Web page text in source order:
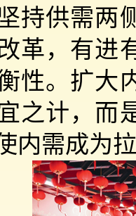
持供需两
革，有进
性。扩大
之计，而
内需成为